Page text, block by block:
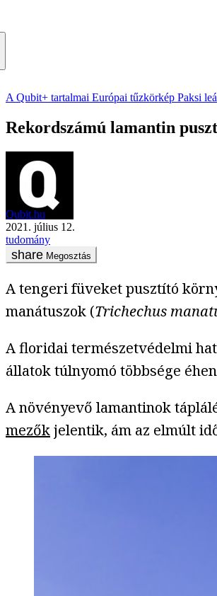
A Qubit+ tartalmai Európai tűzkörkép Paksi
Rekordszámú lamantin
Qubit.hu
2021. július 12.
tudomány
Megosztás
A tengeri füveket pusztító
manátuszok (Trichechus
A floridai természetvédelmi
állatok túlnyomó többsége
A növényevő lamantinok
mezőkjelentik, ám az elmúlt